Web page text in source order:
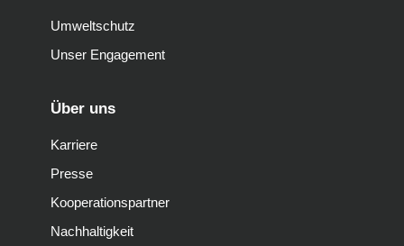
Umweltschutz
Unser Engagement
Über uns
Karriere
Presse
Kooperationspartner
Nachhaltigkeit